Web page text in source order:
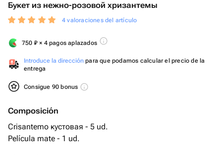
Букет из нежно-розовой хризантемы
4 valoraciones del artículo
750 ₽ × 4 pagos aplazados
Introduce la dirección para que podamos calcular el precio de la
entrega
Consigue 90 bonus
Composición
Crisantemo кустовая - 5 ud.
Película mate - 1 ud.